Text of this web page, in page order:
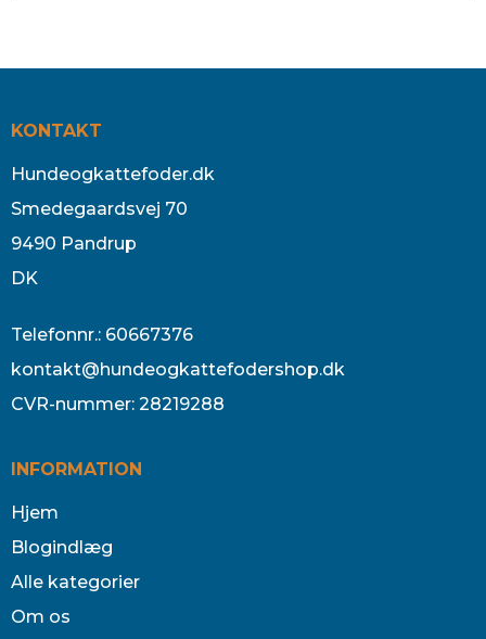
KONTAKT
Hundeogkattefoder.dk
Smedegaardsvej 70
9490 Pandrup
DK
Telefonnr.: 60667376
kontakt@hundeogkattefodershop.dk
CVR-nummer: 28219288
INFORMATION
Hjem
Blogindlæg
Alle kategorier
Om os